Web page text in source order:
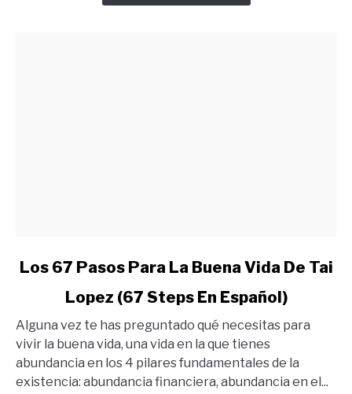
link
67
Pasos
Para
Los 67 Pasos Para La Buena Vida De Tai
Lopez (67 Steps En Español)
Alguna vez te has preguntado qué necesitas para
vivir la buena vida, una vida en la que tienes
abundancia en los 4 pilares fundamentales de la
existencia: abundancia financiera, abundancia en el...